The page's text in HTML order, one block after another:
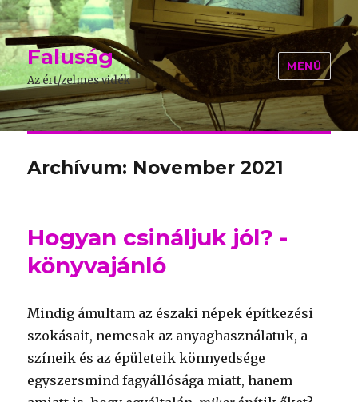
Faluság
Az ért/zelmes vidék
MENÜ
Archívum: November 2021
Hogyan csináljuk jól? -
könyvajánló
Mindig ámultam az északi népek építkezési
szokásait, nemcsak az anyaghasználatuk, a
színeik és az épületeik könnyedsége
egyszersmind fagyállósága miatt, hanem